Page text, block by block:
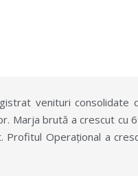
venituri consolidate
Marja brută a crescut cu
Operațional a